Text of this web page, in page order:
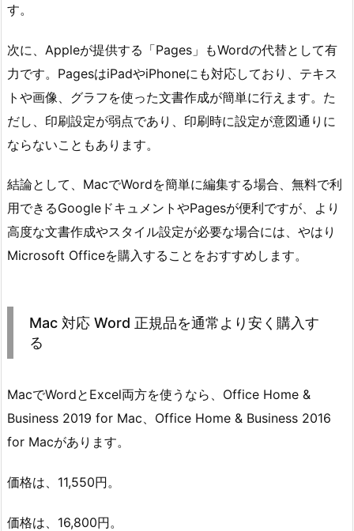
す。
次に、Appleが提供する「Pages」もWordの代替として有
力です。PagesはiPadやiPhoneにも対応しており、テキス
トや画像、グラフを使った文書作成が簡単に行えます。た
だし、印刷設定が弱点であり、印刷時に設定が意図通りに
ならないこともあります。
結論として、MacでWordを簡単に編集する場合、無料で利
用できるGoogleドキュメントやPagesが便利ですが、より
高度な文書作成やスタイル設定が必要な場合には、やはり
Microsoft Officeを購入することをおすすめします。
Mac 対応 Word 正規品を通常より安く購入す
る
MacでWordとExcel両方を使うなら、Office Home &
Business 2019 for Mac、Office Home & Business 2016
for Macがあります。
価格は、11,550円。
価格は、16,800円。